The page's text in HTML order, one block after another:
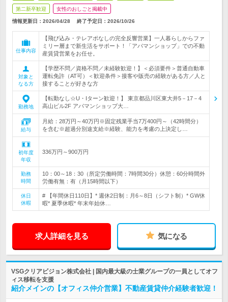
第二新卒歓迎 女性のおしごと掲載中
情報更新日：2026/04/28 終了予定日： 2026/10/26
仕事内容
【飛び込み・テレアポなしの完全反響営業】一人暮らしからファ
ミリー層まで新生活をサポート！「アパマンショップ」での不動
産賃貸営業をお任せ。
対象と
なる方
【学歴不問／資格不問／未経験歓迎！】＜必須要件＞普通自動車
運転免許（AT可）＜歓迎条件＞接客や販売の経験がある方／人と
接することが好きな方
勤務地
【転勤なし☆U・Iターン歓迎！】 東京都品川区東大井5－17－4
高山ビル2F アパマンショップ大…
給与
月給：28万円～40万円※固定残業手当7万400円～（42時間分）
を含む※超過分別途支給※経験、能力を考慮の上決定し…
初年度
年収
336万円～900万円
勤務
時間
10：00～18：30（所定労働時間：7時間30分）休憩：60分時間外
労働有無：有（月15時間以下）
休日
休暇
# 【年間休日110日】* 週休2日制：月6～8日（シフト制）* GW休
暇* 夏季休暇* 年末年始休…
求人詳細を見る 気になる
VSGクリアビジョン株式会社 | 国内最大級の士業グループの一員としてオフ
ィス移転を支援
紹介メインの【オフィス仲介営業】不動産賃貸仲介経験者歓迎！